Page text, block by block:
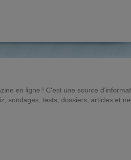
en ligne ! C'est une source
sondages, tests, dossiers, articles et